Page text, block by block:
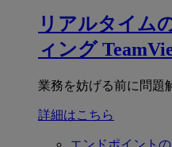
リアルタイム
ィング
業務を妨げる前に問題
詳細はこちら
エンドポイント